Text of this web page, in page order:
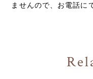
ませんので、お電話に